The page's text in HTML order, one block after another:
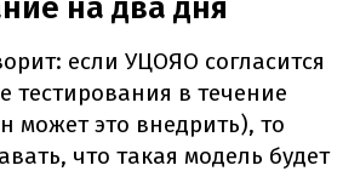
если УЦОЯО согласится
тестирования в течение
может это внедрить), то
что такая модель будет